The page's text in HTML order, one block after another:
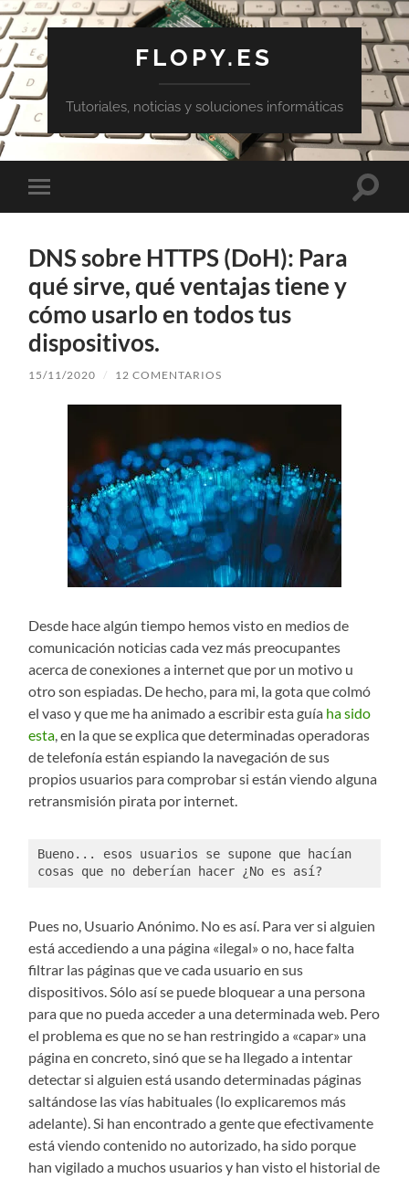
FLOPY.ES
Tutoriales, noticias y soluciones informáticas
Alternar
el
DNS sobre HTTPS (DoH): Para
qué sirve, qué ventajas tiene y
cómo usarlo en todos tus
dispositivos.
15/11/2020 / 12 COMENTARIOS
Desde hace algún tiempo hemos visto en medios de
comunicación noticias cada vez más preocupantes
acerca de conexiones a internet que por un motivo u
otro son espiadas. De hecho, para mi, la gota que colmó
el vaso y que me ha animado a escribir esta guía ha sido
esta , en la que se explica que determinadas operadoras
de telefonía están espiando la navegación de sus
propios usuarios para comprobar si están viendo alguna
retransmisión pirata por internet.
Bueno... esos usuarios se supone que hacían
cosas que no deberían hacer ¿No es así?
Pues no, Usuario Anónimo. No es así. Para ver si alguien
está accediendo a una página «ilegal» o no, hace falta
filtrar las páginas que ve cada usuario en sus
dispositivos. Sólo así se puede bloquear a una persona
para que no pueda acceder a una determinada web. Pero
el problema es que no se han restringido a «capar» una
página en concreto, sinó que se ha llegado a intentar
detectar si alguien está usando determinadas páginas
saltándose las vías habituales (lo explicaremos más
adelante). Si han encontrado a gente que efectivamente
está viendo contenido no autorizado, ha sido porque
han vigilado a muchos usuarios y han visto el historial de